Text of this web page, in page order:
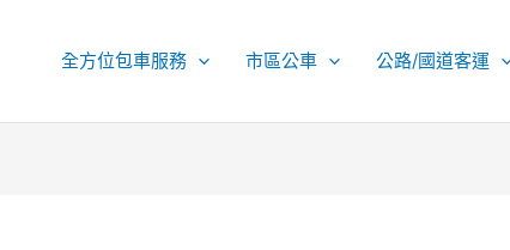
全方位包車服務 市區公車 公路/國道客運